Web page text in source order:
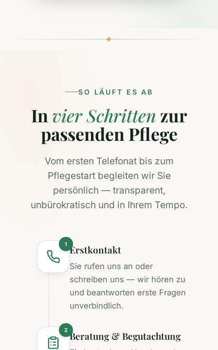
SO LÄUFT ES AB
In vier Schritten zur
passenden Pflege
Vom ersten Telefonat bis zum
Pflegestart begleiten wir Sie
persönlich — transparent,
unbürokratisch und in Ihrem Tempo.
1 Erstkontakt
Sie rufen uns an oder
schreiben uns — wir hören zu
und beantworten erste Fragen
unverbindlich.
2 Beratung & Begutachtung